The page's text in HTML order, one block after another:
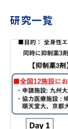
研究一覧